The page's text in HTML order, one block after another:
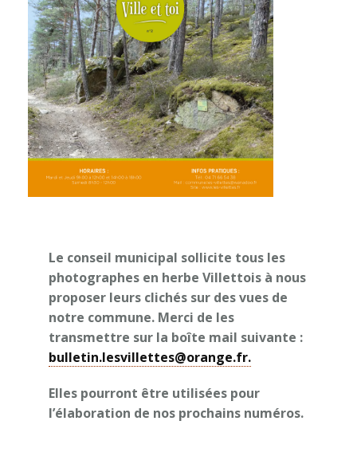
Le conseil municipal sollicite tous les
photographes en herbe Villettois à nous
proposer leurs clichés sur des vues de
notre commune. Merci de les
transmettre sur la boîte mail suivante :
bulletin.lesvillettes@orange.fr.
Elles pourront être utilisées pour
l’élaboration de nos prochains numéros.